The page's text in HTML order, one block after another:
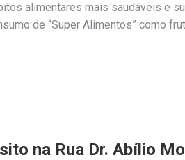
alimentares mais saudáveis e
de “Super Alimentos” como
na Rua Dr. Abílio